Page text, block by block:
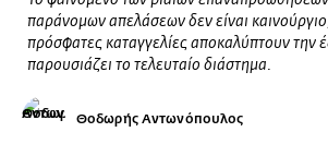
παράνομων απελάσεων δεν είναι
πρόσφατες καταγγελίες αποκαλύπτουν την
παρουσιάζει το τελευταίο διάστημα.
Θοδωρής Αντωνόπουλος